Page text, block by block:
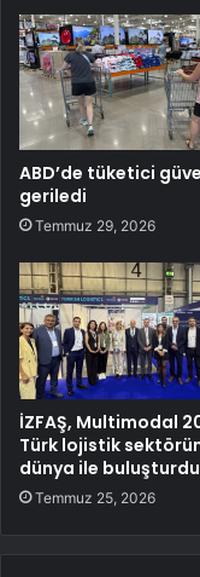
ABD’de tüketici
geriledi
Temmuz 29, 2026
İZFAŞ, Multimodal
Türk lojistik
dünya ile buluşturdu
Temmuz 25, 2026